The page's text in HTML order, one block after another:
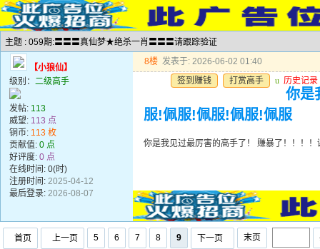
主题 : 059期:〓〓〓真仙梦★绝杀一肖〓〓〓请跟踪验证
【小狼仙】
级别： 二级高手
发帖: 113
威望: 113 点
铜币: 113 枚
贡献值: 0 点
好评度: 0 点
在线时间: 0(时)
注册时间: 2025-04-12
最后登录: 2026-08-07
8楼 发表于: 2026-06-02 01:40
签到赚钱
打赏高手 u 历史记录
你是
服!佩服!佩服!佩服!佩服
你是我见过最厉害的高手了！ 赚暴了！！！
首页 上一页 5 6 7 8 9 下一页 末页